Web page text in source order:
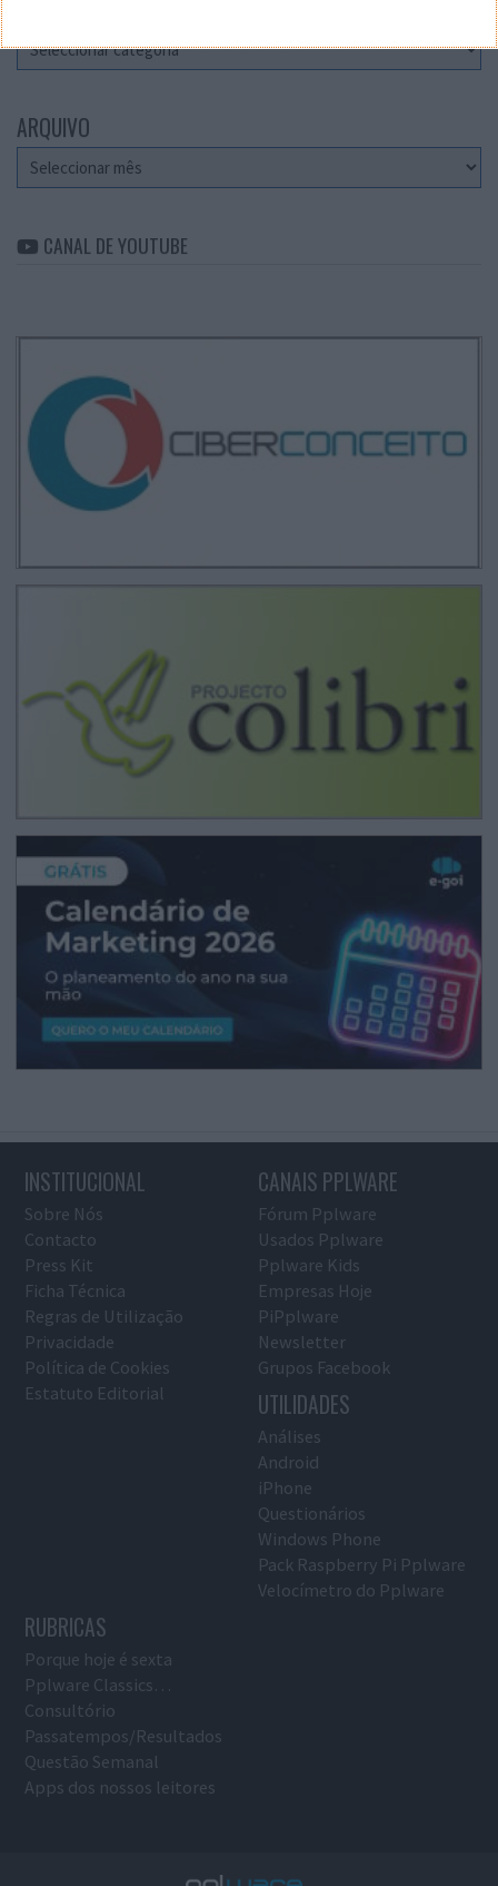
ARQUIVO
Arquivo
CANAL DE YOUTUBE
INSTITUCIONAL
Sobre Nós
Contacto
Press Kit
Ficha Técnica
Regras de Utilização
Privacidade
Política de Cookies
Estatuto Editorial
CANAIS PPLWARE
Fórum Pplware
Usados Pplware
Pplware Kids
Empresas Hoje
PiPplware
Newsletter
Grupos Facebook
UTILIDADES
Análises
Android
iPhone
Questionários
Windows Phone
Pack Raspberry Pi Pplware
Velocímetro do Pplware
RUBRICAS
Porque hoje é sexta
Pplware Classics…
Consultório
Passatempos/Resultados
Questão Semanal
Apps dos nossos leitores